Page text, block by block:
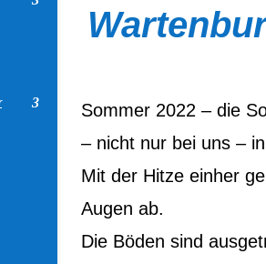
Sommer 2022 – die
– nicht nur bei uns –
Mit der Hitze einher
Augen ab.
Die Böden sind